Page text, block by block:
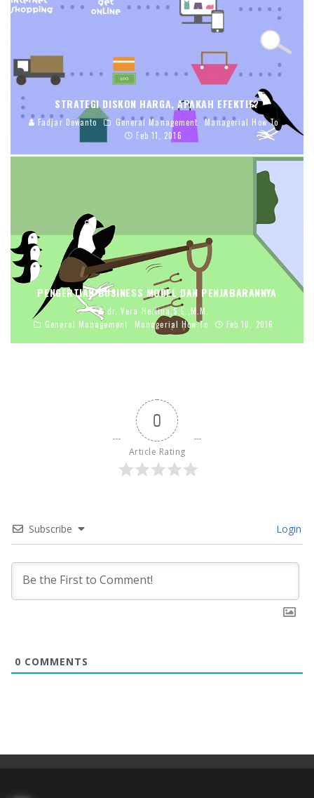
STRATEGI DISKON HARGA, APAKAH EFEKTIF?
Fadjar Dewanto General Management
Managerial How To
Feb 11, 2016
PENGERTIAN BUSINESS MODEL DAN PENJABARANNYA
dr. Vera Herlina,S.E.,M.M.
General Management
Managerial How To Feb 10, 2016
0
Article Rating
Subscribe Login
0 COMMENTS